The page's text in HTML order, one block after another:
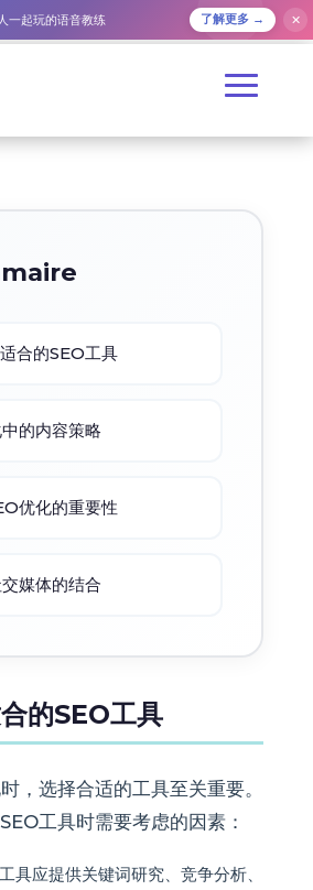
一起玩的语音教练 了解更多 → ✕
合的SEO工具
的内容策略
优化的重要性
媒体的结合
的SEO工具
，选择合适的工具至关重要。
工具时需要考虑的因素：
工具应提供关键词研究、竞争分析、